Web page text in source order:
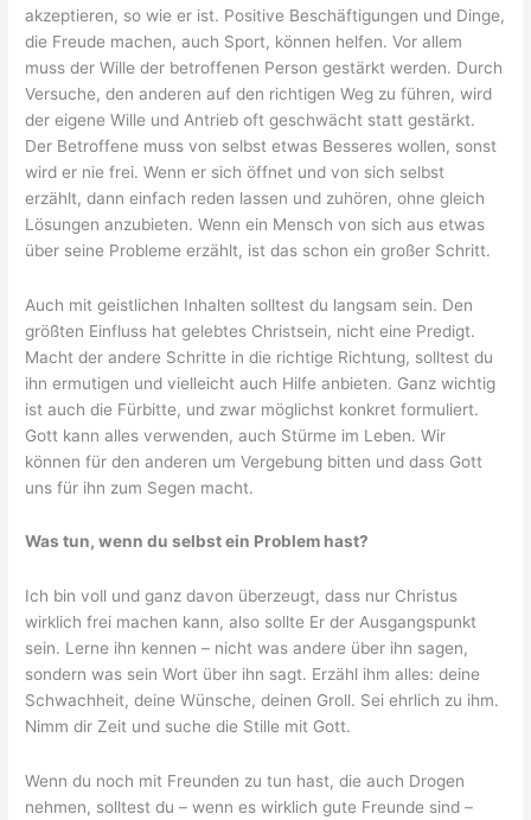
akzeptieren, so wie er ist. Positive Beschäftigungen und Dinge,
die Freude machen, auch Sport, können helfen. Vor allem
muss der Wille der betroffenen Person gestärkt werden. Durch
Versuche, den anderen auf den richtigen Weg zu führen, wird
der eigene Wille und Antrieb oft geschwächt statt gestärkt.
Der Betroffene muss von selbst etwas Besseres wollen, sonst
wird er nie frei. Wenn er sich öffnet und von sich selbst
erzählt, dann einfach reden lassen und zuhören, ohne gleich
Lösungen anzubieten. Wenn ein Mensch von sich aus etwas
über seine Probleme erzählt, ist das schon ein großer Schritt.
Auch mit geistlichen Inhalten solltest du langsam sein. Den
größten Einfluss hat gelebtes Christsein, nicht eine Predigt.
Macht der andere Schritte in die richtige Richtung, solltest du
ihn ermutigen und vielleicht auch Hilfe anbieten. Ganz wichtig
ist auch die Fürbitte, und zwar möglichst konkret formuliert.
Gott kann alles verwenden, auch Stürme im Leben. Wir
können für den anderen um Vergebung bitten und dass Gott
uns für ihn zum Segen macht.
Was tun, wenn du selbst ein Problem hast?
Ich bin voll und ganz davon überzeugt, dass nur Christus
wirklich frei machen kann, also sollte Er der Ausgangspunkt
sein. Lerne ihn kennen – nicht was andere über ihn sagen,
sondern was sein Wort über ihn sagt. Erzähl ihm alles: deine
Schwachheit, deine Wünsche, deinen Groll. Sei ehrlich zu ihm.
Nimm dir Zeit und suche die Stille mit Gott.
Wenn du noch mit Freunden zu tun hast, die auch Drogen
nehmen, solltest du – wenn es wirklich gute Freunde sind –